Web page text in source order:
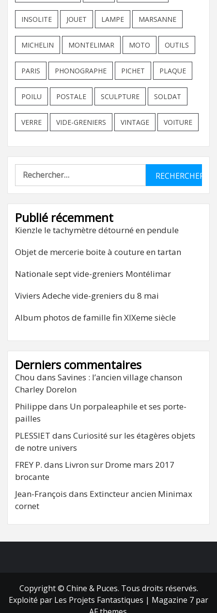
INSOLITE JOUET LAMPE MARSANNE
MICHELIN MONTELIMAR MOTO OUTILS
PARIS PHONOGRAPHE PICHET PLAQUE
POILU POSTALE SCULPTURE SOLDAT
VERRE VIDE-GRENIERS VINTAGE VOITURE
Rechercher :
Publié récemment
Kienzle le tachymètre détourné en pendule
Objet de mercerie boite à couture en tartan
Nationale sept vide-greniers Montélimar
Viviers Adeche vide-greniers du 8 mai
Album photos de famille fin XIXeme siècle
Derniers commentaires
Chou dans Savines : l’ancien village chanson
Charley Dorelon
Philippe dans Un porpaleaphile et ses porte-
pailles
PLESSIET dans Curiosité sur les étagères objets
de notre univers
FREY P. dans Livron sur Drome mars 2017
brocante
Jean-François dans Extincteur ancien Minimax
cornet
Copyright © Chine & Puces. Tous droits réservés.
Exploité par Les Projets Fantastiques | Magazine 7 par